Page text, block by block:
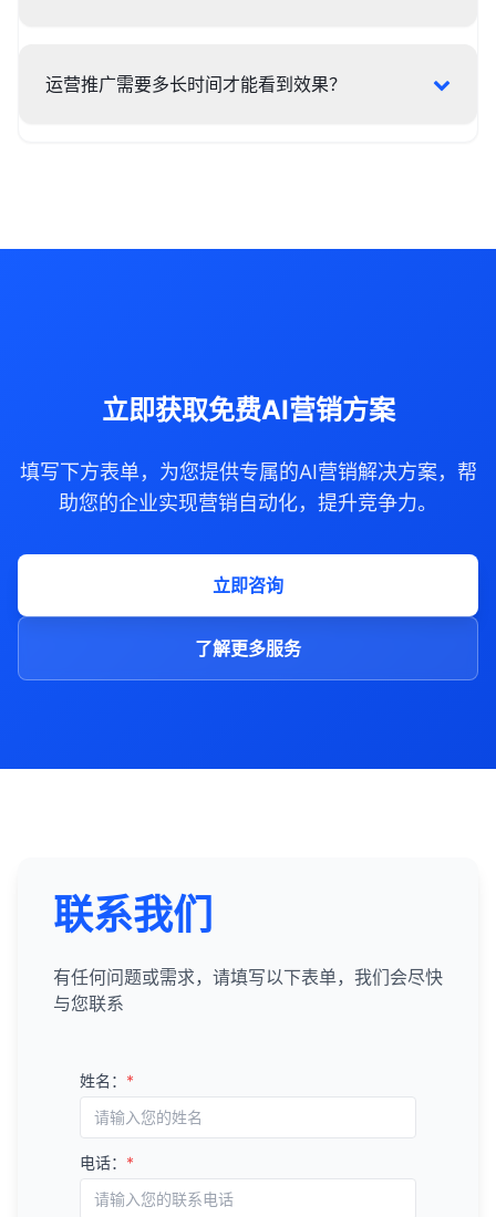
运营推广需要多长时间才能看到效果？
立即获取免费AI营销方案
填写下方表单，为您提供专属的AI营销解决方案，帮
助您的企业实现营销自动化，提升竞争力。
立即咨询
了解更多服务
联系我们
有任何问题或需求，请填写以下表单，我们会尽快
与您联系
姓名： *
电话： *